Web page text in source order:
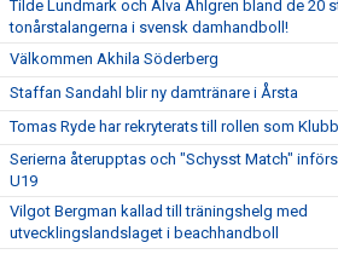
Tilde Lundmark och Alva Ahlgren bland de 20
tonårstalangerna i svensk damhandboll!
Välkommen Akhila Söderberg
Staffan Sandahl blir ny damtränare i Årsta
Tomas Ryde har rekryterats till rollen som
Serierna återupptas och "Schysst Match"
U19
Vilgot Bergman kallad till träningshelg med
utvecklingslandslaget i beachhandboll